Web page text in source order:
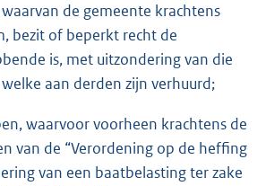
de gemeente krachtens
bezit of beperkt recht de
is, met uitzondering van die
aan derden zijn verhuurd;
waarvoor voorheen krachtens de
van de “Verordening op de heffing
van een baatbelasting ter zake